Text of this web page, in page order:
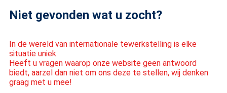
Niet gevonden wat u zocht?
In de wereld van internationale tewerkstelling is elke
situatie uniek.
Heeft u vragen waarop onze website geen antwoord
biedt, aarzel dan niet om ons deze te stellen, wij denken
graag met u mee!